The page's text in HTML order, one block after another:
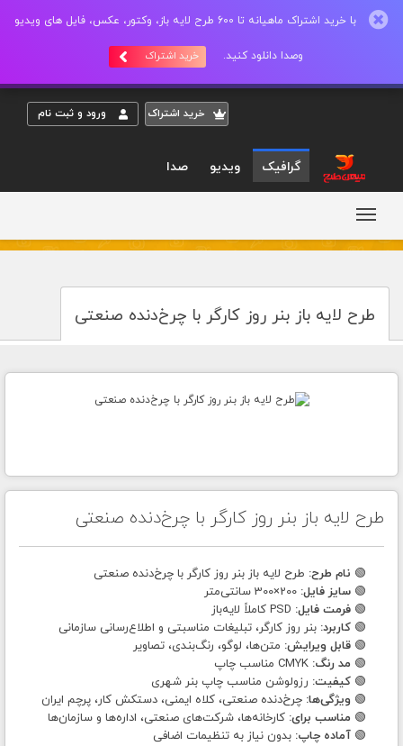
با خرید اشتراک ماهیانه تا 600 طرح لایه باز، وکتور، عکس، فایل های ویدیو
وصدا دانلود کنید. خرید اشتراک
خريد اشتراک ورود و ثبت نام
گرافیک ویدیو صدا
طرح لایه باز بنر روز کارگر با چرخ‌دنده صنعتی
طرح لایه باز بنر روز کارگر با چرخ‌دنده صنعتی
🟢 نام طرح: طرح لایه باز بنر روز کارگر با چرخ‌دنده صنعتی
🟢 سایز فایل:
🟢 فرمت فایل:
🟢 کاربرد: بنر روز کارگر، تبلیغات مناسبتی و اطلاع‌رسانی سازمانی
🟢 قابل ویرایش: متن‌ها، لوگو، رنگ‌بندی، تصاویر
🟢 مد رنگ:
🟢 کیفیت: رزولوشن مناسب چاپ بنر شهری
🟢 ویژگی‌ها: چرخ‌دنده صنعتی، کلاه ایمنی، دستکش کار، پرچم ایران
🟢 مناسب برای: کارخانه‌ها، شرکت‌های صنعتی، اداره‌ها و سازمان‌ها
🟢 آماده چاپ: بدون نیاز به تنظیمات اضافی